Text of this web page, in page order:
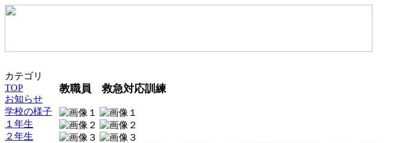
カテゴリ
TOP
お知らせ
学校の様子
１年生
２年生
教職員 救急対応訓練